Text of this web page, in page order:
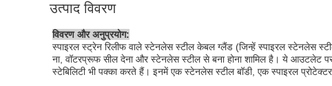
उत्पाद विवरण
विवरण और अनुप्रयोग:
स्पाइरल स्ट्रेन रिलीफ वाले स्टेनलेस स्टील केबल ग्लैंड (जिन्हें स्पाइरल स्टेनलेस
ना, वॉटरप्रूफ सील देना और स्टेनलेस स्टील से बना होना शामिल है। ये आउटलेट
स्टेबिलिटी भी पक्का करते हैं। इनमें एक स्टेनलेस स्टील बॉडी, एक स्पाइरल